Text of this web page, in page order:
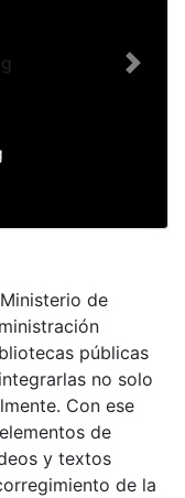
Next
de
públicas
no solo
Con ese
de
y textos
de la